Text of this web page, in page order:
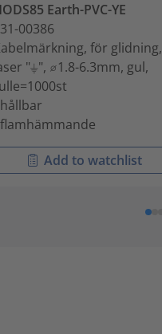
Earth-PVC-YE
00386
för glidning,
"⏚", ⌀1.8-6.3mm, gul,
Add to watchlist